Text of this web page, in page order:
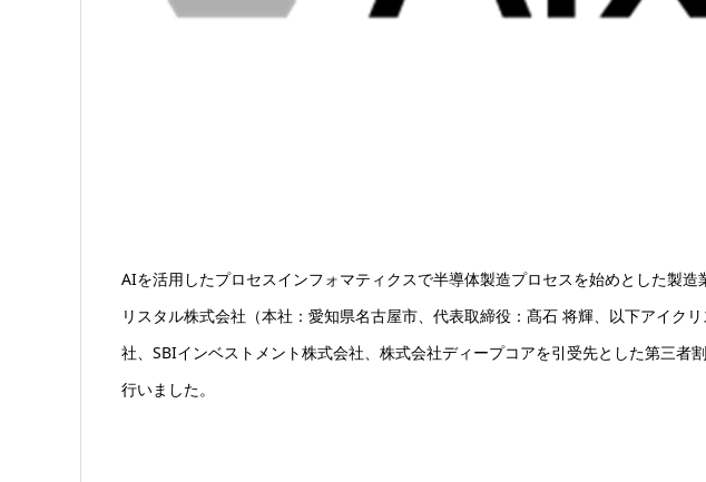
AIを活用したプロセスインフォマティクスで半導体製造プロセスを始めとした製
リスタル株式会社（本社：愛知県名古屋市、代表取締役：髙石 将輝、以下アイク
社、SBIインベストメント株式会社、株式会社ディープコアを引受先とした第三者
行いました。